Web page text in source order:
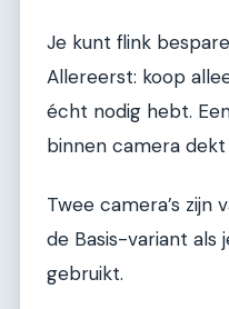
Je kunt flink
Allereerst: koop
écht nodig hebt.
binnen camera
Twee camera’s zijn
de Basis-variant als
gebruikt.